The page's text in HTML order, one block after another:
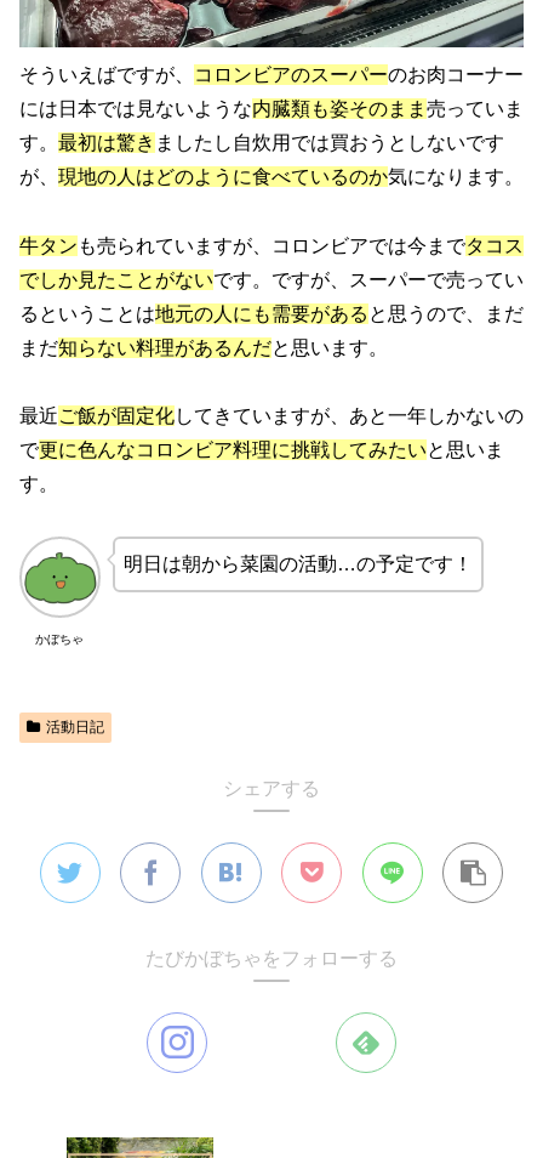
そういえばですが、 コロンビアのスーパーのお肉コーナー
には日本では見ないような内臓類も姿そのまま 売っていま
す。 最初は驚き ましたし自炊用では買おうとしないです
が、 現地の人はどのように食べているのか気になります。
牛タン も売られていますが、コロンビアでは今までタコス
でしか見たことがないです。ですが、スーパーで売ってい
るということは地元の人にも需要がある と思うので、まだ
まだ知らない料理があるんだと思います。
最近ご飯が固定化してきていますが、あと一年しかないの
で更に色んなコロンビア料理に挑戦してみたいと思いま
す。
かぼちゃ
明日は朝から菜園の活動…の予定です！
活動日記
シェアする
たびかぼちゃをフォローする